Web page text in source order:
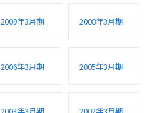
2009年3月期 2008年3月期
2006年3月期 2005年3月期